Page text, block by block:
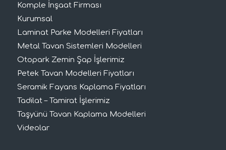
Komple İnşaat Firması
Kurumsal
Laminat Parke Modelleri Fiyatları
Metal Tavan Sistemleri Modelleri
Otopark Zemin Şap İşlerimiz
Petek Tavan Modelleri Fiyatları
Seramik Fayans Kaplama Fiyatları
Tadilat – Tamirat İşlerimiz
Taşyünü Tavan Kaplama Modelleri
Videolar